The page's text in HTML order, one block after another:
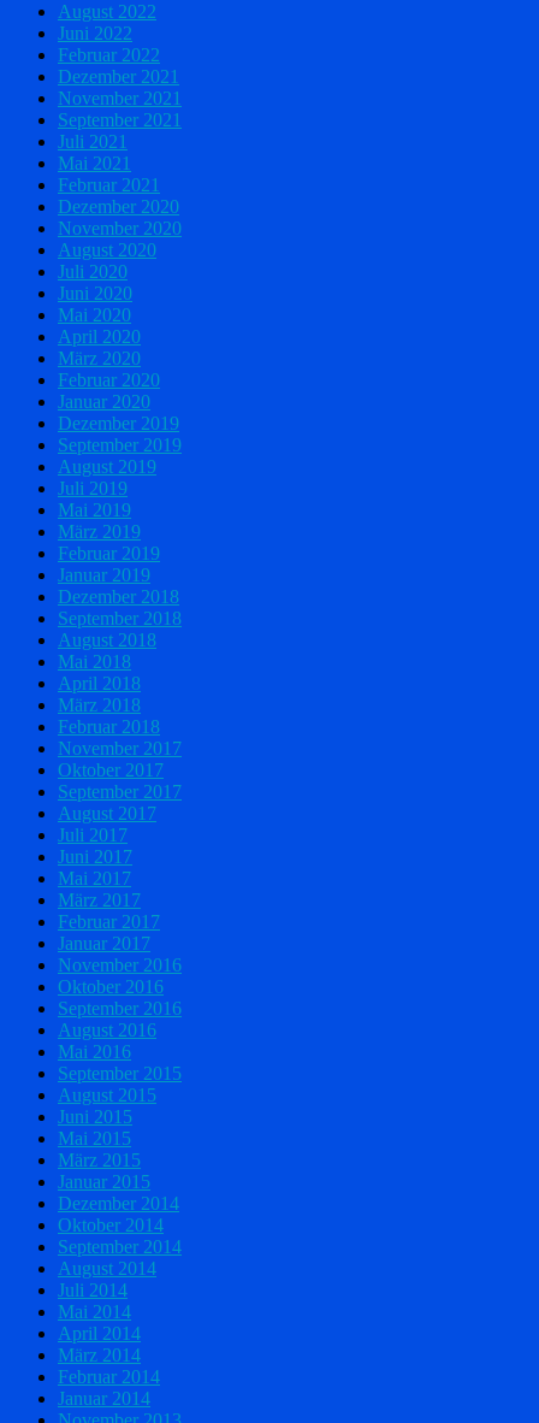
August 2022
Juni 2022
Februar 2022
Dezember 2021
November 2021
September 2021
Juli 2021
Mai 2021
Februar 2021
Dezember 2020
November 2020
August 2020
Juli 2020
Juni 2020
Mai 2020
April 2020
März 2020
Februar 2020
Januar 2020
Dezember 2019
September 2019
August 2019
Juli 2019
Mai 2019
März 2019
Februar 2019
Januar 2019
Dezember 2018
September 2018
August 2018
Mai 2018
April 2018
März 2018
Februar 2018
November 2017
Oktober 2017
September 2017
August 2017
Juli 2017
Juni 2017
Mai 2017
März 2017
Februar 2017
Januar 2017
November 2016
Oktober 2016
September 2016
August 2016
Mai 2016
September 2015
August 2015
Juni 2015
Mai 2015
März 2015
Januar 2015
Dezember 2014
Oktober 2014
September 2014
August 2014
Juli 2014
Mai 2014
April 2014
März 2014
Februar 2014
Januar 2014